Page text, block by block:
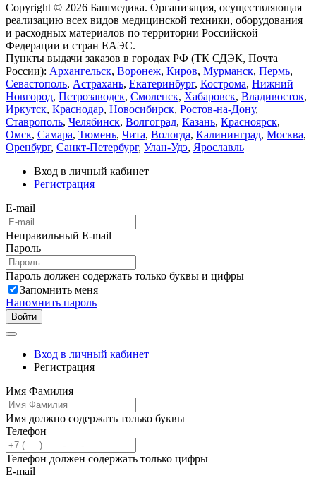
Copyright © 2026 Башмедика. Организация, осуществляющая
реализацию всех видов медицинской техники, оборудования
и расходных материалов по территории Российской
Федерации и стран ЕАЭС.
Пункты выдачи заказов в городах РФ (ТК СДЭК, Почта
России): Архангельск, Воронеж, Киров, Мурманск, Пермь,
Севастополь, Астрахань, Екатеринбург, Кострома, Нижний
Новгород, Петрозаводск, Смоленск, Хабаровск, Владивосток,
Иркутск, Краснодар, Новосибирск, Ростов-на-Дону,
Ставрополь, Челябинск, Волгоград, Казань, Красноярск,
Омск, Самара, Тюмень, Чита, Вологда, Калининград, Москва,
Оренбург, Санкт-Петербург, Улан-Удэ, Ярославль
Вход в личный кабинет
Регистрация
E-mail
Неправильный E-mail
Пароль
Пароль должен содержать только буквы и цифры
Запомнить меня
Напомнить пароль
Войти
Вход в личный кабинет
Регистрация
Имя Фамилия
Имя должно содержать только буквы
Телефон
Телефон должен содержать только цифры
E-mail